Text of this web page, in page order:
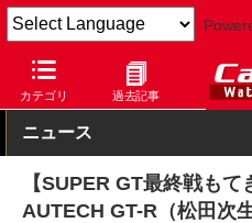
カテゴリ 過去記事
Car Watch モータースポーツ
ニュース
【SUPER GT最終戦も
AUTECH GT-R（松田次